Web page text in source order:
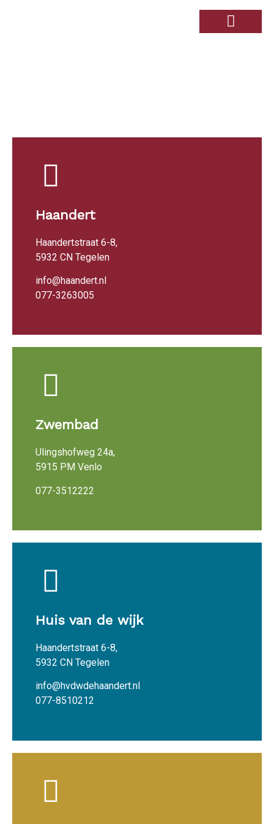
Haandert
Haandertstraat 6-8,
5932 CN Tegelen
info@haandert.nl
077-3263005
Zwembad
Ulingshofweg 24a,
5915 PM Venlo
077-3512222
Huis van de wijk
Haandertstraat 6-8,
5932 CN Tegelen
info@hvdwdehaandert.nl
077-8510212